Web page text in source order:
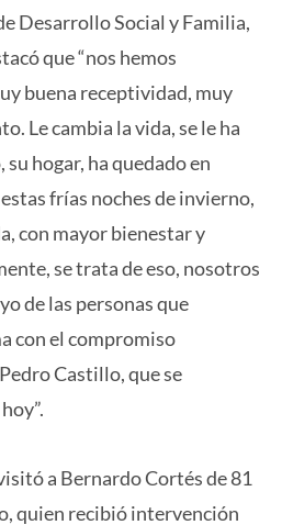
Desarrollo Social y Familia,
que “nos hemos
buena receptividad, muy
Le cambia la vida, se le ha
hogar, ha quedado en
frías noches de invierno,
con mayor bienestar y
se trata de eso, nosotros
de las personas que
con el compromiso
Castillo, que se
a Bernardo Cortés de 81
quien recibió intervención